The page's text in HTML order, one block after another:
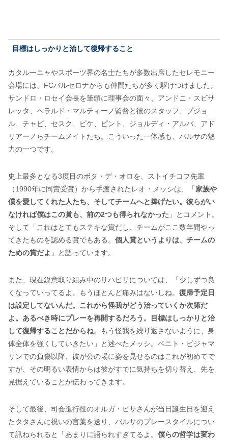
目標はしっかりと治して復帰すること
カタルーニャやスポーツ界の名士たちが多数出席したセレモニー
会場には、FCバルセロナからも仲間たちが多く駆けつけました。
サンドロ・ロセイ会長を筆頭に理事会の面々、アンドニ・スビサ
レッタ、ヘラルド・マルティーノ監督と彼のスタッフ、プジョ
ル、チャビ、セスク、ピケ、ピント、ジョルディ・アルバ、アド
リアーノらチームメイトたち。こういった一体感も、バルサの魅
力の一つです。
史上最多となる3度目のボタ・デ・オロを、ストイチコフ先輩
（1990年に同賞受賞）から手渡されたレオ・メッシは、「 家族や
僕を愛してくれた人たち、そしてチームへと捧げたい。彼らがい
なければ僕はこの賞も、前の2つも得られなかった 」とコメント。
そして「これはとてもステキな賞だし、チームがここ数年間やっ
てきたものを認める賞でもある。 個人賞というよりは、チームの
ための賞だよ 」と語っています。
また、現在鋭意取り組み中のリハビリについては、「少しずつ良
くなっていってるよ。もうほとんど痛みはないしね。 復帰予定日
は設定してないんだ。これから怪我がどう治っていくか次第だ
よ。あるべき時にプレーを再開するだろう。目標はしっかりと治
して復帰することだからね。もう怪我を繰り返さないように、身
体全体を強くしていきたい」と述べたメッシ。ベニト・ビジャマ
リンでの負傷以降、彼が公の場に姿を見せるのはこれが初めてで
すが、その明るい表情からは彼がすでに気持ちを切り替え、先を
見据えていることが伝わってきます。
そして最後、司会進行役のオルガ・ビサさんが当日誕生日を迎え
たタタさんに祝いの言葉を送り、バルサのプレースタイルについ
て訊ねられると「あまりに語られすぎてるよ。 僕らの哲学は変わ